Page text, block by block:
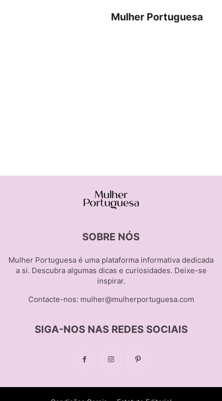
Mulher Portuguesa
SOBRE NÓS
Mulher Portuguesa é uma plataforma informativa dedicada
a si. Descubra algumas dicas e curiosidades. Deixe-se
inspirar.
Contacte-nos: mulher@mulherportuguesa.com
SIGA-NOS NAS REDES SOCIAIS